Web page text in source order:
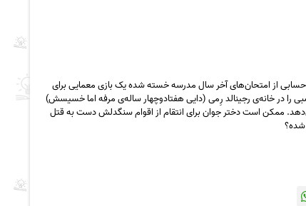
حسابی از امتحان‌های آخر سال مدرسه خسته شده‌ یک بازی معمایی برای
را در خانه‌ی رجینالد رِمی (دایی هفتادوچهار ساله‌ی مرفه اما خسیسش)
ممکن است دختر جوان برای انتقام از اقوام سنگدلش دست به قتل
شده؟